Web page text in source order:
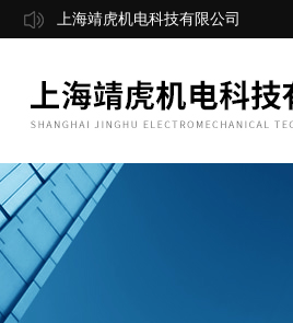
上海靖虎机电科技有限公司